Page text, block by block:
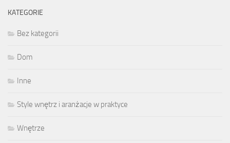
KATEGORIE
Bez kategorii
Dom
Inne
Style wnętrz i aranżacje w praktyce
Wnętrze